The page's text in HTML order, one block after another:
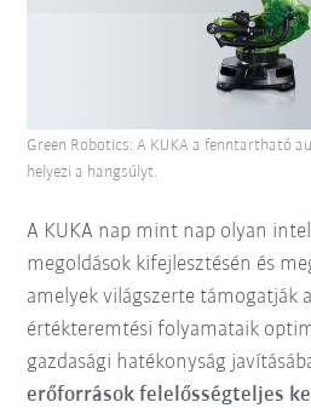
A KUKA nap mint nap olyan
megoldások kifejlesztésén és
amelyek világszerte támogatják
értékteremtési folyamataik
gazdasági hatékonyság
erőforrások felelősségteljes
Green Robotics: A KUKA a fenntartható
helyezi a hangsúlyt.